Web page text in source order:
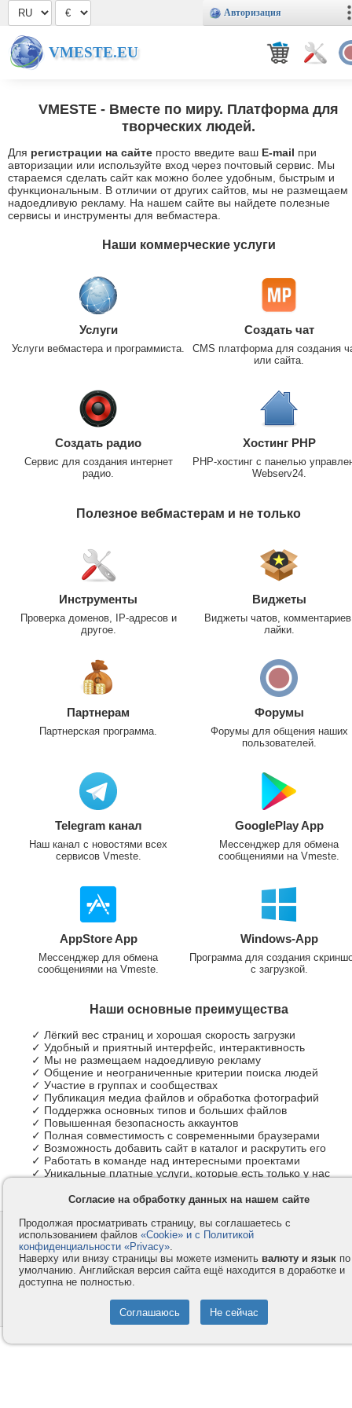
Авторизация
VMESTE.EU
VMESTE - Вместе по миру. Платформа для
творческих людей.
Для регистрации на сайте просто введите ваш E-mail при
авторизации или используйте вход через почтовый сервис. Мы
стараемся сделать сайт как можно более удобным, быстрым и
функциональным. В отличии от других сайтов, мы не размещаем
надоедливую рекламу. На нашем сайте вы найдете полезные
сервисы и инструменты для вебмастера.
Наши коммерческие услуги
Услуги
Услуги вебмастера и программиста.
Создать чат
CMS платформа для создания
или сайта.
Создать радио
Сервис для создания интернет
радио.
Хостинг PHP
PHP-хостинг с панелью
Webserv24.
Полезное вебмастерам и не только
Инструменты
Проверка доменов, IP-адресов и
другое.
Виджеты
Виджеты чатов,
лайки.
Партнерам
Партнерская программа.
Форумы
Форумы для общения наших
пользователей.
Telegram канал
Наш канал с новостями всех
сервисов Vmeste.
GooglePlay App
Мессенджер для обмена
сообщениями на Vmeste.
AppStore App
Мессенджер для обмена
сообщениями на Vmeste.
Windows-App
Программа для создания
с загрузкой.
Наши основные преимущества
✓ Лёгкий вес страниц и хорошая скорость загрузки
✓ Удобный и приятный интерфейс, интерактивность
✓ Мы не размещаем надоедливую рекламу
✓ Общение и неограниченные критерии поиска людей
✓ Участие в группах и сообществах
✓ Публикация медиа файлов и обработка фотографий
✓ Поддержка основных типов и больших файлов
✓ Повышенная безопасность аккаунтов
✓ Полная совместимость с современными браузерами
✓ Возможность добавить сайт в каталог и раскрутить его
✓ Работать в команде над интересными проектами
✓ Уникальные платные услуги, которые есть только у нас
Контакты
Компания
Privacy и Cookie
Услуги
Как оплатить
Помощь
© 2008-2026
- Все права защищены.
Согласие на обработку данных на нашем сайте
Продолжая просматривать страницу, вы соглашаетесь с
использованием файлов «Cookie» и с Политикой
конфиденциальности «Privacy».
Наверху или внизу страницы вы можете изменить валюту и язык по
умолчанию. Английская версия сайта ещё находится в доработке и
доступна не полностью.